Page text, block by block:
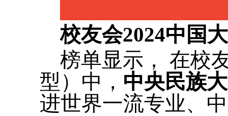
校友会2024中国
榜单显示， 在校
型）中， 中央民族
进世界一流专业、